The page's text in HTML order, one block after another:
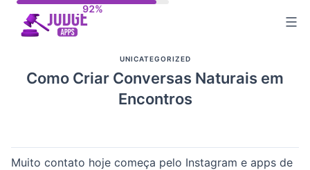
UNICATEGORIZED
Como Criar Conversas Naturais em
Encontros
Muito contato hoje começa pelo Instagram e apps de